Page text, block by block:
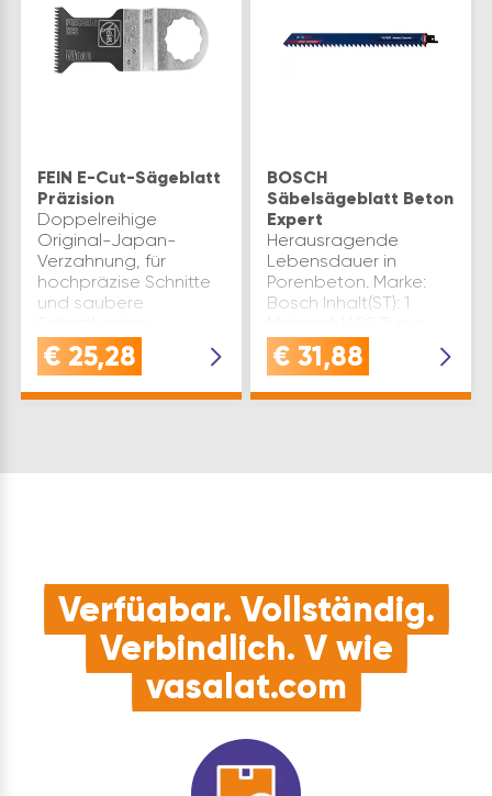
FEIN E-Cut-Sägeblatt
Präzision
Doppelreihige
Original-Japan-
Verzahnung, für
hochpräzise Schnitte
und saubere
Genaues Arbeiten
auch aus der Hand.
35 Form: 119 Inhalt(ST): 5
€ 25,28
BOSCH
Säbelsägeblatt Beton
Expert
Herausragende
Lebensdauer in
Porenbeton. Marke:
Bosch Inhalt(ST): 1
S1241HM
Zahnteilung(mm): 8,5
Porenbeton
€ 31,88
Verfügbar. Vollständig.
Verbindlich. V wie
vasalat.com